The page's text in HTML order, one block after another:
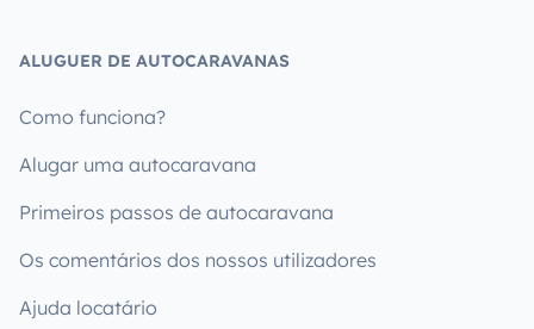
ALUGUER DE AUTOCARAVANAS
Como funciona?
Alugar uma autocaravana
Primeiros passos de autocaravana
Os comentários dos nossos utilizadores
Ajuda locatário